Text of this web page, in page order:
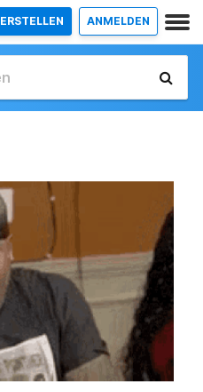
ERSTELLEN ANMELDEN